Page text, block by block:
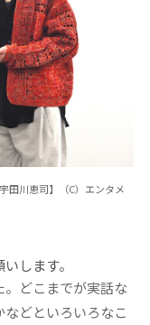
田川恵司】（C）エンタメ
します。
どこまでが実話な
どといろいろなこ